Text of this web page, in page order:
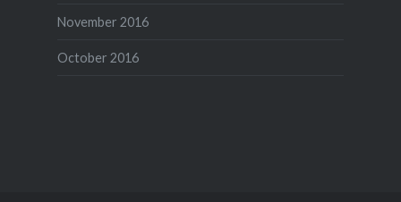
November 2016
October 2016